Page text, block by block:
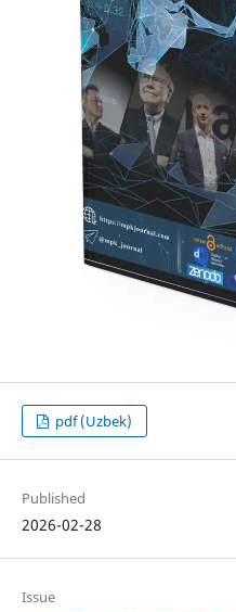
pdf (Uzbek)
Published
2026-02-28
Issue